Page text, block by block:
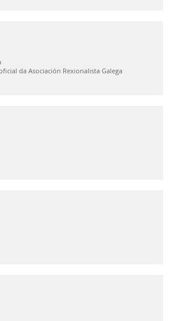
da Asociación Rexionalista Galega